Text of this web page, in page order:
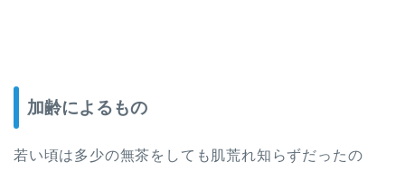
加齢によるもの
若い頃は多少の無茶をしても肌荒れ知らずだったの